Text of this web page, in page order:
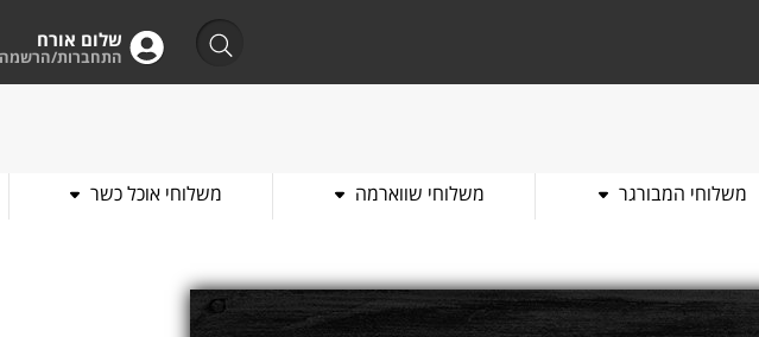
שלום אורח
התחברות/הרשמה
משלוחי המבורגר משלוחי שווארמה משלוחי אוכל כשר